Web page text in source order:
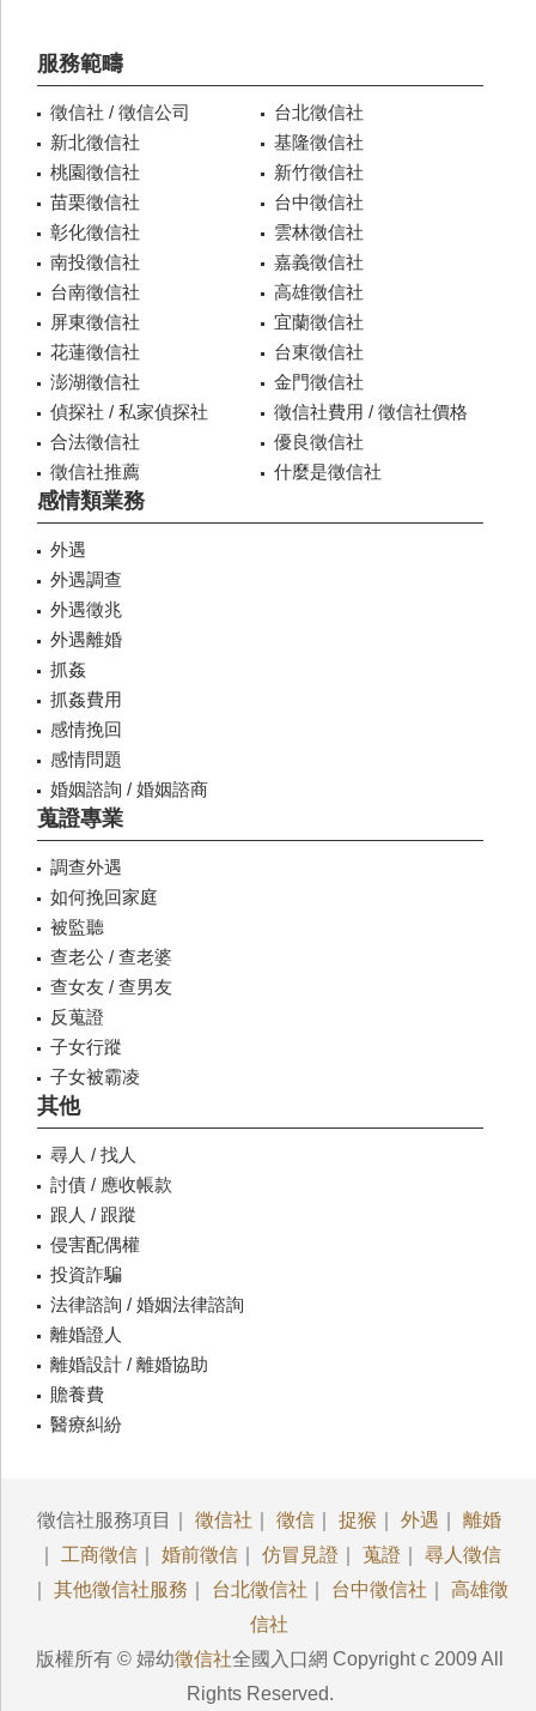
服務範疇
徵信社 / 徵信公司
台北徵信社
新北徵信社
基隆徵信社
桃園徵信社
新竹徵信社
苗栗徵信社
台中徵信社
彰化徵信社
雲林徵信社
南投徵信社
嘉義徵信社
台南徵信社
高雄徵信社
屏東徵信社
宜蘭徵信社
花蓮徵信社
台東徵信社
澎湖徵信社
金門徵信社
偵探社 / 私家偵探社
徵信社費用 / 徵信社價格
合法徵信社
優良徵信社
徵信社推薦
什麼是徵信社
感情類業務
外遇
外遇調查
外遇徵兆
外遇離婚
抓姦
抓姦費用
感情挽回
感情問題
婚姻諮詢 / 婚姻諮商
蒐證專業
調查外遇
如何挽回家庭
被監聽
查老公 / 查老婆
查女友 / 查男友
反蒐證
子女行蹤
子女被霸凌
其他
尋人 / 找人
討債 / 應收帳款
跟人 / 跟蹤
侵害配偶權
投資詐騙
法律諮詢 / 婚姻法律諮詢
離婚證人
離婚設計 / 離婚協助
贍養費
醫療糾紛
徵信社服務項目｜ 徵信社 徵信 捉猴 外遇
離婚
工商徵信 婚前徵信 仿冒見證 蒐證
尋人徵信
其他徵信社服務 台北徵信社 台中徵信社
高雄徵
信社
版權所有 © 婦幼徵信社全國入口網 Copyright c 2009 All
Rights Reserved.